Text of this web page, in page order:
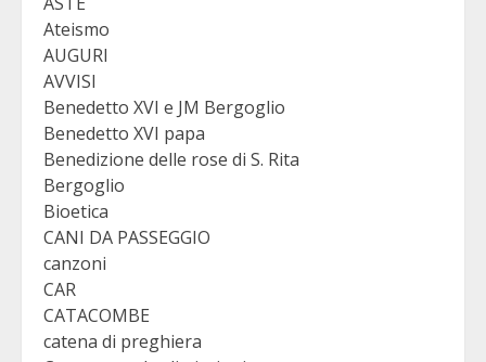
Ateismo
AUGURI
AVVISI
Benedetto XVI e JM Bergoglio
Benedetto XVI papa
Benedizione delle rose di S. Rita
Bergoglio
Bioetica
CANI DA PASSEGGIO
canzoni
CAR
CATACOMBE
catena di preghiera